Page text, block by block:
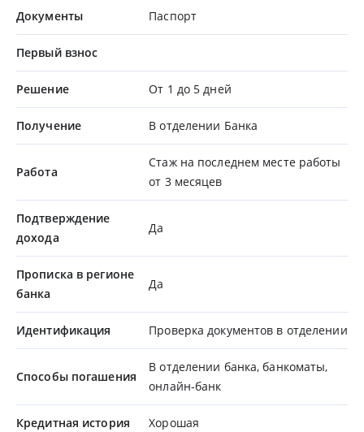
Документы Паспорт
Первый взнос
Решение От 1 до 5 дней
Получение В отделении Банка
Работа
Стаж на последнем месте работы
от 3 месяцев
Подтверждение
дохода
Да
Прописка в регионе
банка
Да
Идентификация Проверка документов в отделении
Способы погашения
В отделении банка, банкоматы,
онлайн-банк
Кредитная история Хорошая